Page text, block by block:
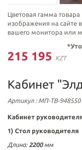
Цветовая гамма
изображения на сайте
вашего монитора или
215 195 KZT
Кабинет
Артикул: МП-ТВ-948550
Кабинет
1) Стол руководителя
Длина: 2200 мм